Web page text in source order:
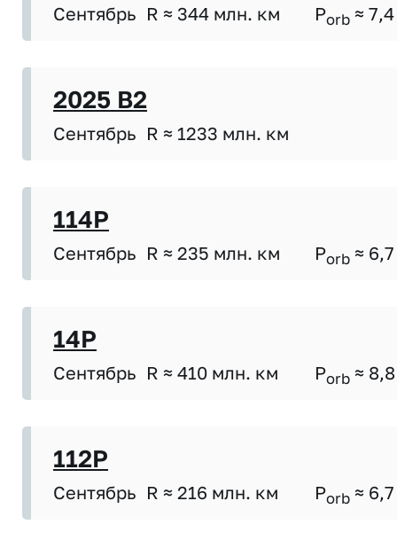
Сентябрь R ≈ 344 млн. км Porb ≈ 7,4
2025 B2
Сентябрь R ≈ 1233 млн. км
114P
Сентябрь R ≈ 235 млн. км Porb ≈ 6,7
14P
Сентябрь R ≈ 410 млн. км Porb ≈ 8,8
112P
Сентябрь R ≈ 216 млн. км Porb ≈ 6,7